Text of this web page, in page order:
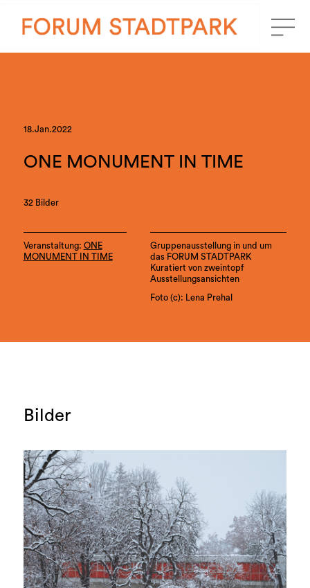
18.Jan.2022
ONE MONUMENT IN TIME
32 Bilder
Veranstaltung: ONE
MONUMENT IN TIME
Gruppenausstellung in und um
das FORUM STADTPARK
Kuratiert von zweintopf
Ausstellungsansichten
Foto (c): Lena Prehal
Bilder